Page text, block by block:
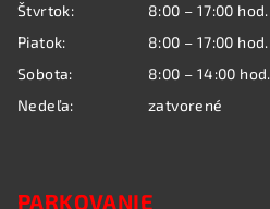
Štvrtok:
8:00 – 17:00 hod.
Piatok:
8:00 – 17:00 hod.
Sobota:
8:00 – 14:00 hod.
Nedeľa:
zatvorené
PARKOVANIE